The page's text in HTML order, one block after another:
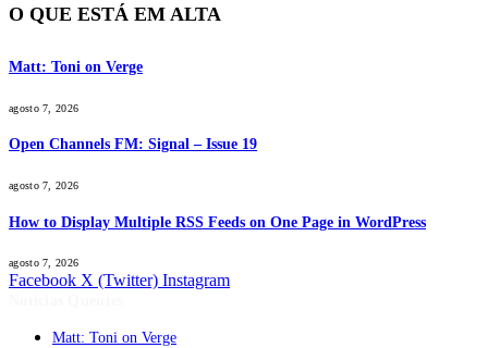
O QUE ESTÁ EM ALTA
Matt: Toni on Verge
agosto 7, 2026
Open Channels FM: Signal – Issue 19
agosto 7, 2026
How to Display Multiple RSS Feeds on One Page in WordPress
agosto 7, 2026
Facebook X (Twitter) Instagram
Matt: Toni on Verge